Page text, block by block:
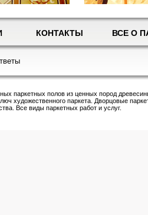
КОНТАКТЫ ВСЕ О
паркетных полов из ценных пород
художественного паркета. Дворцовые
Все виды паркетных работ и услуг.